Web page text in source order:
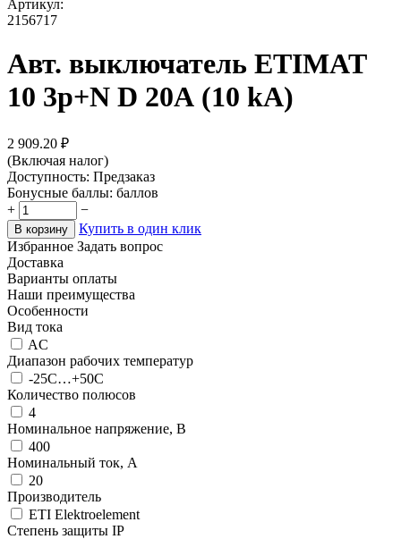
Артикул:
2156717
Авт. выключатель ETIMAT
10 3p+N D 20А (10 kA)
2 909.20 ₽
(Включая налог)
Доступность: Предзаказ
Бонусные баллы: баллов
+
−
В корзину
Купить в один клик
Избранное Задать вопрос
Доставка
Варианты оплаты
Наши преимущества
Особенности
Вид тока
AC
Диапазон рабочих температур
-25С…+50С
Количество полюсов
4
Номинальное напряжение, В
400
Номинальный ток, А
20
Производитель
ETI Elektroelement
Степень защиты IP